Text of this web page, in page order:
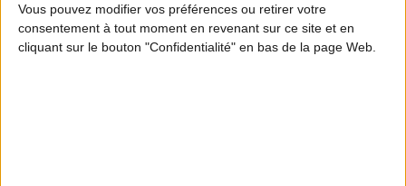
Vous pouvez modifier vos préférences ou retirer votre
consentement à tout moment en revenant sur ce site et en
cliquant sur le bouton "Confidentialité" en bas de la page Web.